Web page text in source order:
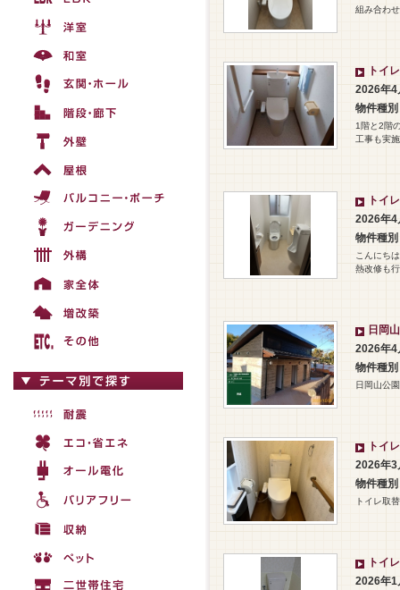
組み合わ
トイ
2026年4
物件種
1階と2階
工事も実
トイ
2026年4
物件種
こんにち
熱改修も
日岡
2026年4
物件種
日岡山公
トイ
2026年3
物件種
トイレ取
トイ
2026年1